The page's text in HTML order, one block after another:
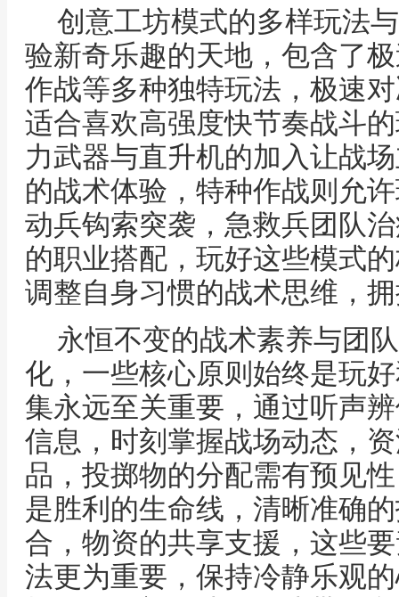
创意工坊模式的多样玩法
验新奇乐趣的天地，包含了
作战等多种独特玩法，极速
适合喜欢高强度快节奏战斗
力武器与直升机的加入让战
的战术体验，特种作战则允
动兵钩索突袭，急救兵团队
的职业搭配，玩好这些模式
调整自身习惯的战术思维，
永恒不变的战术素养与团
化，一些核心原则始终是玩
集永远至关重要，通过听声
信息，时刻掌握战场动态，
品，投掷物的分配需有预见
是胜利的生命线，清晰准确
合，物资的共享支援，这些
法更为重要，保持冷静乐观